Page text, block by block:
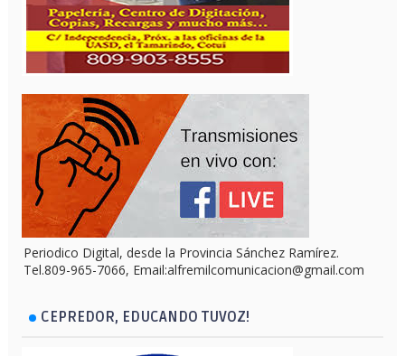
Periodico Digital, desde la Provincia Sánchez Ramírez.
Tel.809-965-7066, Email:alfremilcomunicacion@gmail.com
CEPREDOR, EDUCANDO TUVOZ!